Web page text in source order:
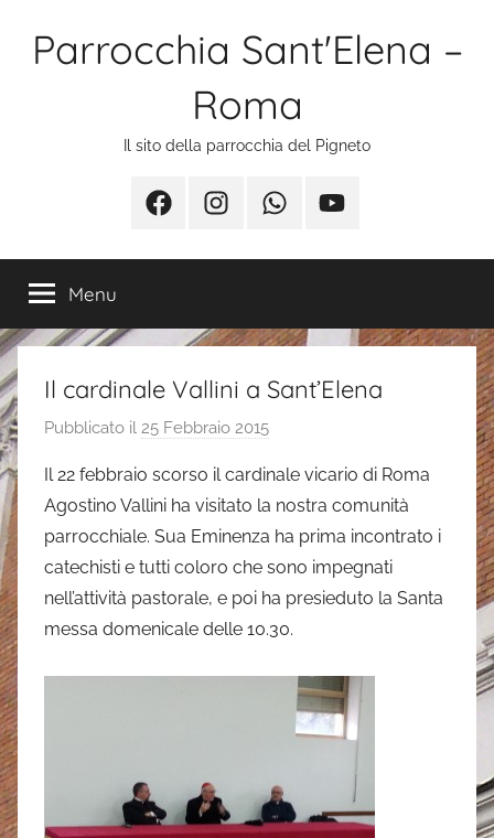
Parrocchia Sant'Elena –
Roma
Il sito della parrocchia del Pigneto
FacebookInstagramWhatsappYoutube
Menu
Il cardinale Vallini a Sant’Elena
Pubblicato il 25 Febbraio 2015
s
i
m
o
n
e
Il 22 febbraio scorso il cardinale vicario di Roma
Agostino Vallini ha visitato la nostra comunità
parrocchiale. Sua Eminenza ha prima incontrato i
catechisti e tutti coloro che sono impegnati
nell’attività pastorale, e poi ha presieduto la Santa
messa domenicale delle 10.30.